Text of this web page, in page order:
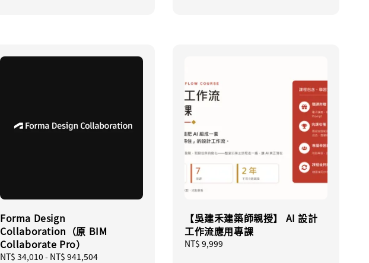
Forma Design
Collaboration（原 BIM
Collaborate Pro）
Regular
NT$ 34,010 - NT$ 941,504
【吳建禾建築師親授】 AI 設計
工作流應用專課
Regular
NT$ 9,999